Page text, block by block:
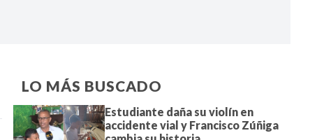
LO MÁS BUSCADO
Estudiante daña su violín en
accidente vial y Francisco Zúñiga